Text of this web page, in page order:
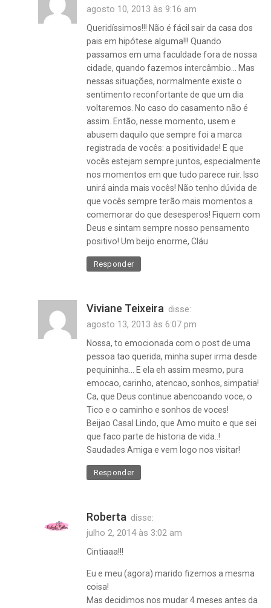
exterior
agosto 10, 2013 às 9:16 am
Queridíssimos!!! Não é fácil sair da casa dos
pais em hipótese alguma!!! Quando
passamos em uma faculdade fora de nossa
cidade, quando fazemos intercâmbio… Mas
nessas situações, normalmente existe o
sentimento reconfortante de que um dia
voltaremos. No caso do casamento não é
assim. Então, nesse momento, usem e
abusem daquilo que sempre foi a marca
registrada de vocês: a positividade! E que
vocês estejam sempre juntos, especialmente
nos momentos em que tudo parece ruir. Isso
unirá ainda mais vocês! Não tenho dúvida de
que vocês sempre terão mais momentos a
comemorar do que desesperos! Fiquem com
Deus e sintam sempre nosso pensamento
positivo! Um beijo enorme, Cláu
Responder
Viviane Teixeira disse:
agosto 13, 2013 às 6:07 pm
Nossa, to emocionada com o post de uma
pessoa tao querida, minha super irma desde
pequininha… E ela eh assim mesmo, pura
emocao, carinho, atencao, sonhos, simpatia!
Ca, que Deus continue abencoando voce, o
Tico e o caminho e sonhos de voces!
Beijao Casal Lindo, que Amo muito e que sei
que faco parte de historia de vida..!
Saudades Amiga e vem logo nos visitar!
Responder
Roberta disse:
julho 2, 2014 às 3:02 am
Cintiaaa!!!
Eu e meu (agora) marido fizemos a mesma
coisa!
Mas decidimos nos mudar 4 meses antes da